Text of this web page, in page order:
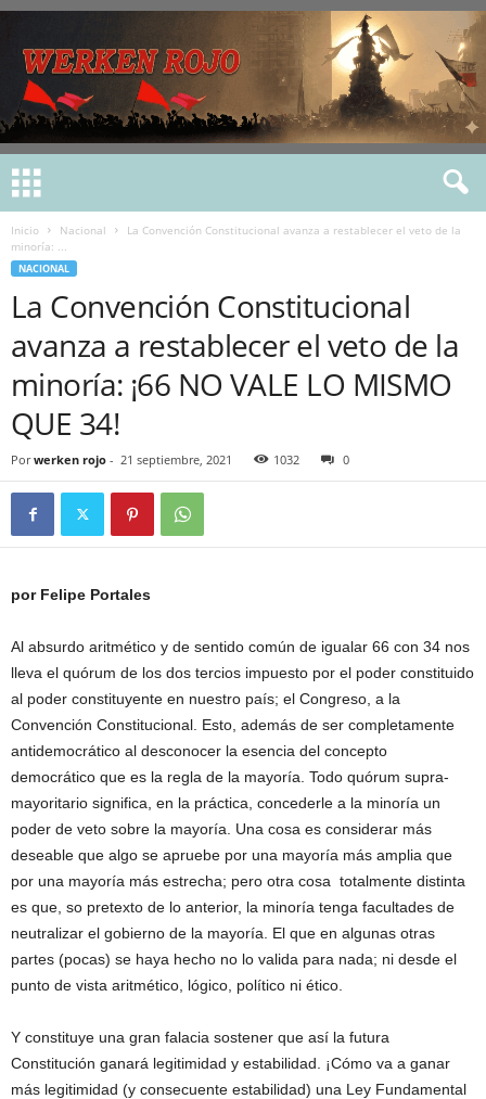
Inicio Nacional
La Convención Constitucional avanza a restablecer el veto de la
minoría: ...
NACIONAL
La Convención Constitucional
avanza a restablecer el veto de la
minoría: ¡66 NO VALE LO MISMO
QUE 34!
Por werken rojo - 21 septiembre, 2021 1032 0
por Felipe Portales
Al absurdo aritmético y de sentido común de igualar 66 con 34 nos
lleva el quórum de los dos tercios impuesto por el poder constituido
al poder constituyente en nuestro país; el Congreso, a la
Convención Constitucional. Esto, además de ser completamente
antidemocrático al desconocer la esencia del concepto
democrático que es la regla de la mayoría. Todo quórum supra-
mayoritario significa, en la práctica, concederle a la minoría un
poder de veto sobre la mayoría. Una cosa es considerar más
deseable que algo se apruebe por una mayoría más amplia que
por una mayoría más estrecha; pero otra cosa totalmente distinta
es que, so pretexto de lo anterior, la minoría tenga facultades de
neutralizar el gobierno de la mayoría. El que en algunas otras
partes (pocas) se haya hecho no lo valida para nada; ni desde el
punto de vista aritmético, lógico, político ni ético.
Y constituye una gran falacia sostener que así la futura
Constitución ganará legitimidad y estabilidad. ¡Cómo va a ganar
más legitimidad (y consecuente estabilidad) una Ley Fundamental